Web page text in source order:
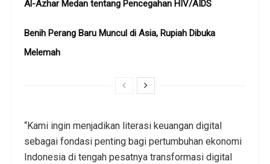
Al-Azhar Medan tentang Pencegahan HIV/AIDS
Benih Perang Baru Muncul di Asia, Rupiah Dibuka
Melemah
“Kami ingin menjadikan literasi keuangan digital
sebagai fondasi penting bagi pertumbuhan ekonomi
Indonesia di tengah pesatnya transformasi digital